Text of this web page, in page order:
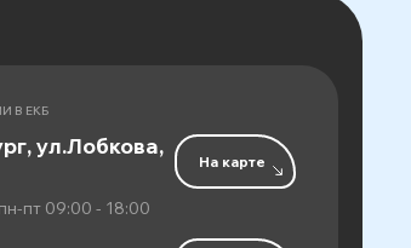
В ЕКБ
ул.Лобкова,
пт 09:00 - 18:00
На карте